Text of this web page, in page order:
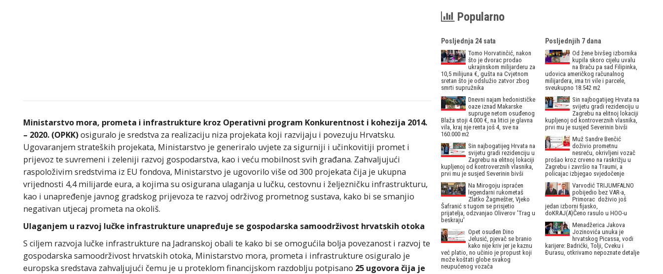
Ministarstvo mora, prometa i infrastrukture kroz Operativni program Konkurentnost i kohezija 2014.
– 2020. (OPKK)osiguralo je sredstva za realizaciju niza projekata koji razvijaju i povezuju Hrvatsku.
Ugovaranjem strateških projekata, Ministarstvo je generiralo uvjete za sigurniji i učinkovitiji promet i
prijevoz te suvremeni i zeleniji razvoj gospodarstva, kao i veću mobilnost svih građana. Zahvaljujući
raspoloživim sredstvima iz EU fondova, Ministarstvo je ugovorilo više od 300 projekata čija je ukupna
vrijednosti 4,4 milijarde eura, a kojima su osigurana ulaganja u lučku, cestovnu i željezničku infrastrukturu,
kao i unapređenje javnog gradskog prijevoza te razvoj održivog prometnog sustava, kako bi se smanjio
negativan utjecaj prometa na okoliš.
Ulaganjem u razvoj lučke infrastrukture unapređuje se gospodarska samoodrživost hrvatskih otoka
S ciljem razvoja lučke infrastrukture na Jadranskoj obali te kako bi se omogućila bolja povezanost i razvoj te
gospodarska samoodrživost hrvatskih otoka, Ministarstvo mora, prometa i infrastrukture osiguralo je
europska sredstava zahvaljujući čemu je u proteklom financijskom razdoblju potpisano 25 ugovora čija je
Popularno
Posljednja 24 sata
Tomo Horvatinčić, nakon
što je dvorac prodao
ukrajinskom milijarderu za
10,5 milijuna €, gušta na Cvjetnom
sretan što je odslužio zatvor zbog
smrti supružnika
Dnevni najam hedonističke
oaze iznad Makarske
supruge netom osuđenog
Blaža stoji 4.000 €, na litici je glavna
vila, kraj nje renta još 4, sve na
160.000 m2
Sin najbogatijeg Hrvata na
svijetu gradi rezidenciju u
Zagrebu na elitnoj lokaciji
kupljenoj od kontroverznih vlasnika,
prvi mu je susjed Severinin bivši
Na Mirogoju ispraćen
legendarni rukometaš
Zlatko Žagmešter, Vjeko
Šafranić s tugom se prisjetio
prijatelja, odzvanjao Oliverov 'Trag u
beskraju'
Opet osuđen Dino
Jelusić, pjevač se branio
kako nije kriv jer je kaznu
već platio, no učinio je propust koji
može koštati globe svakog
neupućenog vozača
Posljednjih 7 dana
Od žene bivšeg izbornika
kupila skoro cijelu uvalu
na Braču pa sad Filipinka,
udovica američkog računalnog
milijardera, ima tri vile i parcele,
sveukupno 18.542 m2
Sin najbogatijeg Hrvata na
svijetu gradi rezidenciju u
Zagrebu na elitnoj lokaciji
kupljenoj od kontroverznih vlasnika,
prvi mu je susjed Severinin bivši
Muž Sandre Benčić
doživio prometnu
nesreću, okrivljeni vozač
prošao kroz crveno na raskrižju u
Zagrebu i završio na Traumi, a
policajac izbjegao svjedočenje
Varvodić TRIJUMFALNO
pobijedio bez VAR-a,
Primorac doživio još
jedan izborni fijasko,
doKRAJ(A)Čeno rasulo u HOO-u
Menadžerica Jakova
Jozinovića unuka je
hrvatskog Picassa, vodi
karijere: Badrićki, Tolji, Cveku i
Đurasu, otkrivamo nepoznate detalje